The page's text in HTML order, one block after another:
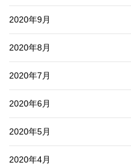
2020年9月
2020年8月
2020年7月
2020年6月
2020年5月
2020年4月